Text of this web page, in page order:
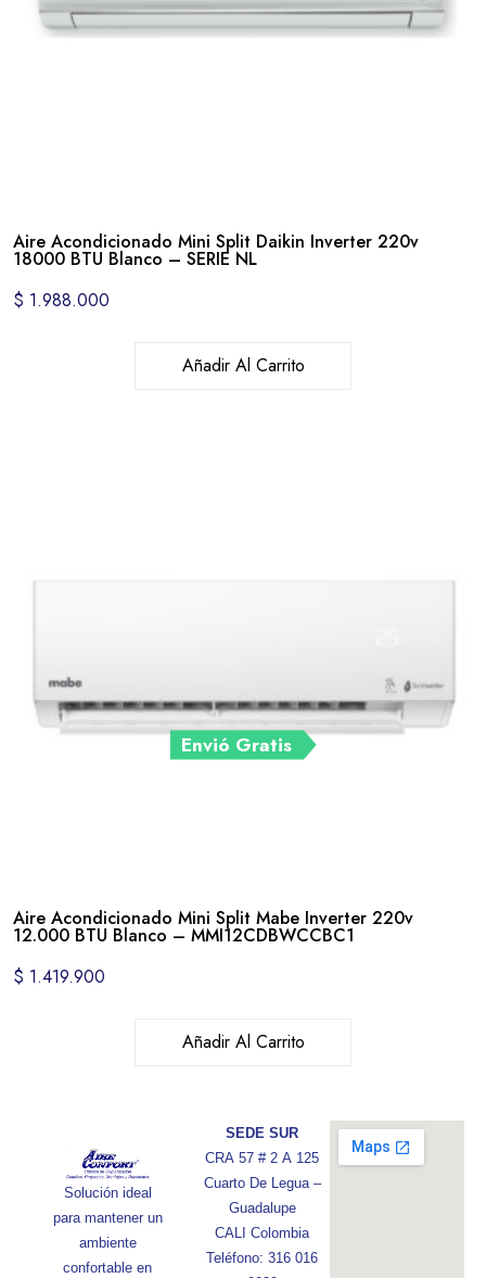
Aire Acondicionado Mini Split Daikin Inverter 220v
18000 BTU Blanco – SERIE NL
$ 1.988.000
Añadir Al Carrito
Envió Gratis
Aire Acondicionado Mini Split Mabe Inverter 220v
12.000 BTU Blanco – MMI12CDBWCCBC1
$ 1.419.900
Añadir Al Carrito
Solución ideal
para mantener un
ambiente
confortable en
SEDE SUR
CRA 57 # 2 A 125
Cuarto De Legua –
Guadalupe
CALI Colombia
Teléfono: 316 016